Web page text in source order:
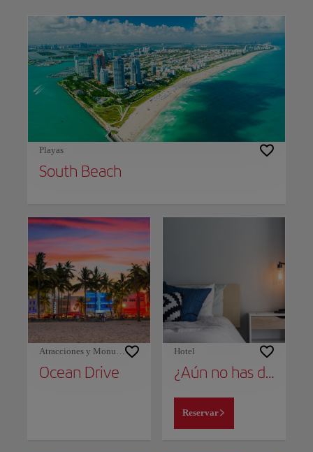
Playas
South Beach
Atracciones y Monumentos
Ocean Drive
Hotel
¿Aún no has decidido dónde alojarte?
Reservar